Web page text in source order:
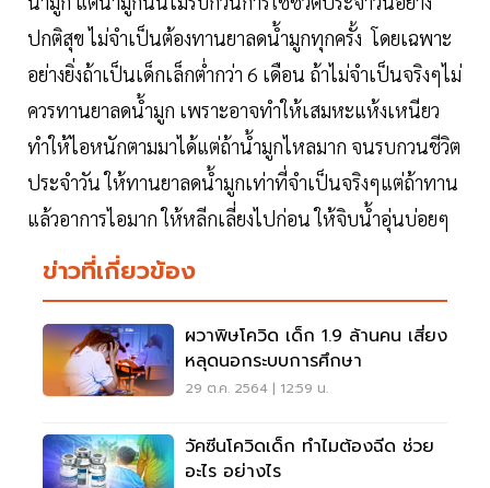
ปกติสุข ไม่จำเป็นต้องทานยาลดน้ำมูกทุกครั้ง โดยเฉพาะ
อย่างยิ่งถ้าเป็นเด็กเล็กต่ำกว่า 6 เดือน ถ้าไม่จําเป็นจริงๆไม่
ควรทานยาลดน้ำมูก เพราะอาจทำให้เสมหะแห้งเหนียว
ทำให้ไอหนักตามมาได้แต่ถ้าน้ำมูกไหลมาก จนรบกวนชีวิต
ประจำวัน ให้ทานยาลดน้ำมูกเท่าที่จำเป็นจริงๆแต่ถ้าทาน
แล้วอาการไอมาก ให้หลีกเลี่ยงไปก่อน ให้จิบน้ำอุ่นบ่อยๆ
ข่าวที่เกี่ยวข้อง
ผวาพิษโควิด เด็ก 1.9 ล้านคน เสี่ยง
หลุดนอกระบบการศึกษา
29 ต.ค. 2564 | 12:59 น.
วัคซีนโควิดเด็ก ทำไมต้องฉีด ช่วย
อะไร อย่างไร